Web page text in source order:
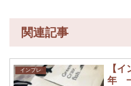
関連記事
インプレ
【
年